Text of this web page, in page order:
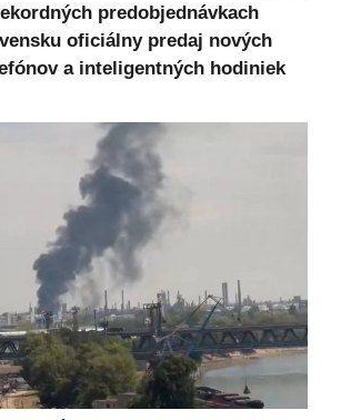
predobjednávkach
oficiálny predaj nových
a inteligentných hodiniek